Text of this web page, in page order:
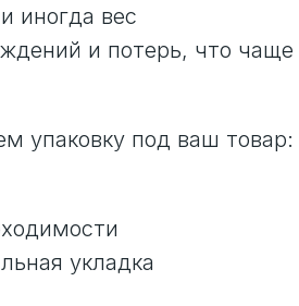
иногда вес
и потерь, что чаще
упаковку под ваш товар:
укладка